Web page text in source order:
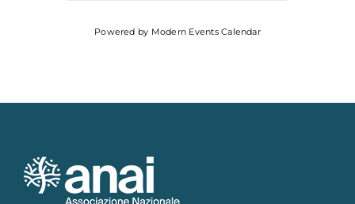
Powered by Modern Events Calendar